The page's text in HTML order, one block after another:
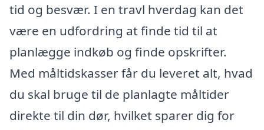
tid og besvær. I en travl hverdag kan det
være en udfordring at finde tid til at
planlægge indkøb og finde opskrifter.
Med måltidskasser får du leveret alt, hvad
du skal bruge til de planlagte måltider
direkte til din dør, hvilket sparer dig for